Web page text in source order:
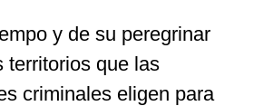
y de su peregrinar
territorios que las
criminales eligen para